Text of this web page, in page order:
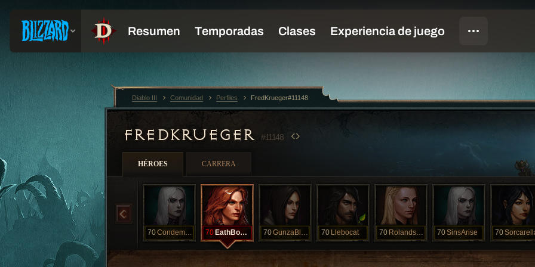
FREDKRUEGER #11148
HÉROES CARRERA
70 Condemned 70 EathBound 70 GunzaBlazin 70 Llebocat 70 RolandsArmy 70SinsArise 70
Diablo III Comunidad Perfiles FredKrueger#11148